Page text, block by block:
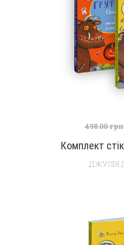
Комплект
498.00
ДЖУЛІЯ